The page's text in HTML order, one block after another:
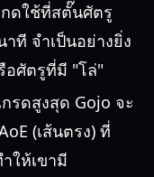
ดใช้ที่สตั๊นศัตรู
ที จำเป็นอย่างยิ่ง
อศัตรูที่มี "โล่"
รดสูงสุด Gojo จะ
(เส้นตรง) ที่
ให้เขามี